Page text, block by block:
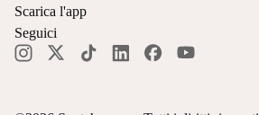
Scarica l'app
Seguici